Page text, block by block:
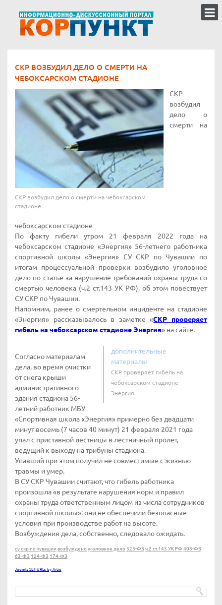
СКР ВОЗБУДИЛ ДЕЛО О СМЕРТИ НА
ЧЕБОКСАРСКОМ СТАДИОНЕ
СКР возбудил дело о смерти на чебоксарском
стадионе
СКР
возбудил
дело о
смерти на
чебоксарском стадионе
По факту гибели утром 21 февраля 2022 года на
чебоксарском стадионе «Энергия» 56-летнего работника
спортивной школы «Энергия» СУ СКР по Чувашии по
итогам процессуальной проверки возбудило уголовное
дело по статье за нарушение требований охраны труда со
смертью человека (ч.2 ст.143 УК РФ), об этом повествует
СУ СКР по Чувашии.
Напомним, ранее о смертельном инциденте на стадионе
«Энергия» рассказывалось в заметке «СКР проверяет
гибель на чебоксарском стадионе Энергия» на сайте.
дополнительные
материалы
СКР проверяет гибель на
чебоксарском стадионе
Энергия
Согласно материалам
дела, во время очистки
от снега крыши
административного
здания стадиона 56-
летний работник МБУ
«Спортивная школа «Энергия» примерно без двадцати
минут восемь (7 часов 40 минут) 21 февраля 2021 года
упал с приставной лестницы в лестничный пролет,
ведущий к выходу на трибуны стадиона.
Упавший при этом получил не совместимые с жизнью
травмы и умер.
В СУ СКР Чувашии считают, что гибель работника
произошла «в результате нарушения норм и правил
охраны труда ответственным лицом из числа сотрудников
спортивной школы»: они не обеспечили безопасные
условия при производстве работ на высоте.
Возбуждения дела, собственно, следовало ожидать.
су скр по чувашии возбуждено уголовное дело 323-ФЗ ч.2 ст.143 УК РФ 403-ФЗ
63-ФЗ 124-ФЗ 174-ФЗ
Joomla SEF URLs by Artio